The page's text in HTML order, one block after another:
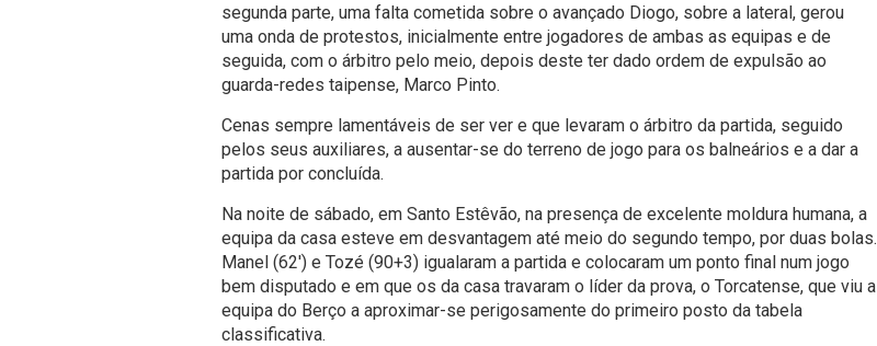
segunda parte, uma falta cometida sobre o avançado Diogo, sobre a lateral, gerou
uma onda de protestos, inicialmente entre jogadores de ambas as equipas e de
seguida, com o árbitro pelo meio, depois deste ter dado ordem de expulsão ao
guarda-redes taipense, Marco Pinto.
Cenas sempre lamentáveis de ser ver e que levaram o árbitro da partida, seguido
pelos seus auxiliares, a ausentar-se do terreno de jogo para os balneários e a dar a
partida por concluída.
Na noite de sábado, em Santo Estêvão, na presença de excelente moldura humana, a
equipa da casa esteve em desvantagem até meio do segundo tempo, por duas bolas.
Manel (62') e Tozé (90+3) igualaram a partida e colocaram um ponto final num jogo
bem disputado e em que os da casa travaram o líder da prova, o Torcatense, que viu a
equipa do Berço a aproximar-se perigosamente do primeiro posto da tabela
classificativa.